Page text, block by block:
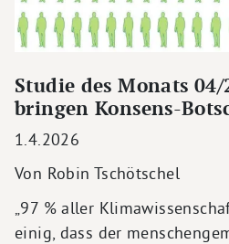
Studie des Monats 04/
bringen Konsens-
1.4.2026
Von Robin Tschötschel
„97 % aller
einig, dass der